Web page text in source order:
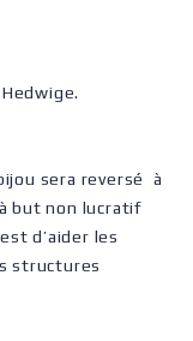
sera reversé à
but non lucratif
d’aider les
structures